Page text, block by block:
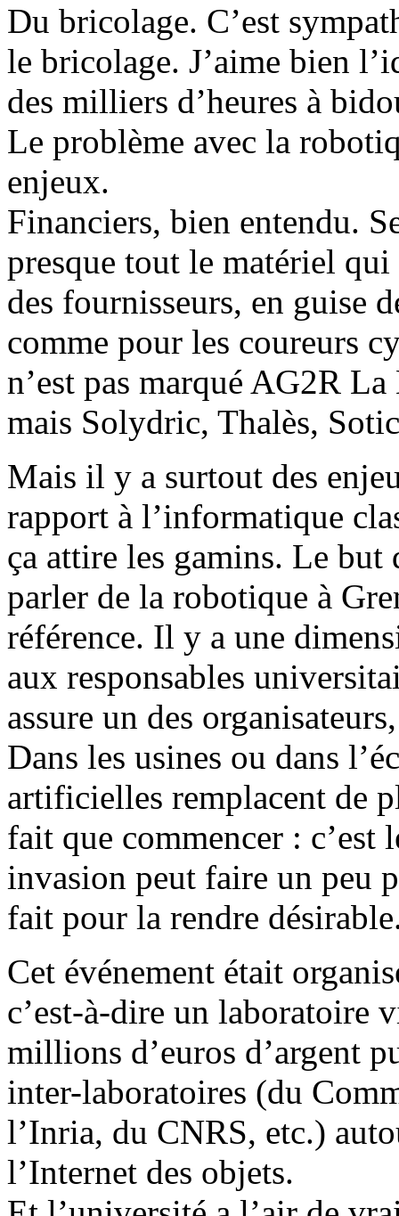
Du bricolage. C’est
le bricolage. J’aime bien
des milliers d’heures à
Le problème avec la
enjeux.
Financiers, bien entendu.
presque tout le matériel
des fournisseurs, en guise
comme pour les coureurs
n’est pas marqué AG2R
mais Solydric, Thalès,
Mais il y a surtout des
rapport à l’informatique
ça attire les gamins. Le but
parler de la robotique à
référence. Il y a une
aux responsables
assure un des
Dans les usines ou dans
artificielles remplacent de
fait que commencer : c’est
invasion peut faire un peu
fait pour la rendre
Cet événement était
c’est-à-dire un laboratoire
millions d’euros d’argent
inter-laboratoires (du
l’Inria, du CNRS, etc.)
l’Internet des objets.